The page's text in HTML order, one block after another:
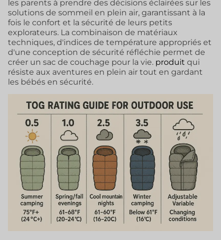
les parents à prendre des décisions éclairées sur les
solutions de sommeil en plein air, garantissant à la
fois le confort et la sécurité de leurs petits
explorateurs. La combinaison de matériaux
techniques, d'indices de température appropriés et
d'une conception de sécurité réfléchie permet de
créer un sac de couchage pour la vie. produit qui
résiste aux aventures en plein air tout en gardant
les bébés en sécurité.